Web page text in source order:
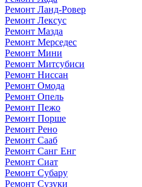
Ремонт Ланд-Ровер
Ремонт Лексус
Ремонт Мазда
Ремонт Мерседес
Ремонт Мини
Ремонт Митсубиси
Ремонт Ниссан
Ремонт Омода
Ремонт Опель
Ремонт Пежо
Ремонт Порше
Ремонт Рено
Ремонт Сааб
Ремонт Санг Енг
Ремонт Сиат
Ремонт Субару
Ремонт Сузуки